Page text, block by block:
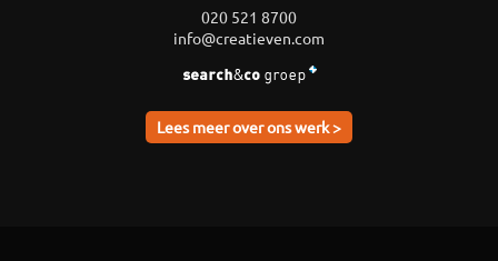
020 521 8700
info@creatieven.com
Lees meer over ons werk >